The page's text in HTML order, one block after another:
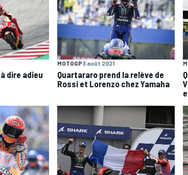
dire adieu
MOTOGP3 août 2021
Quartararo prend la relève de
Rossi et Lorenzo chez Yamaha